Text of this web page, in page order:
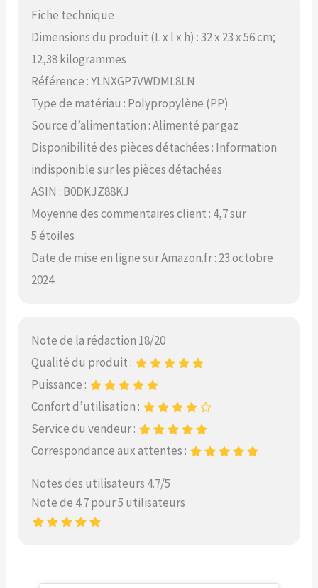
Fiche technique
Dimensions du produit (L x l x h) : 32 x 23 x 56 cm;
12,38 kilogrammes
Référence : YLNXGP7VWDML8LN
Type de matériau : Polypropylène (PP)
Source d’alimentation : Alimenté par gaz
Disponibilité des pièces détachées : Information
indisponible sur les pièces détachées
ASIN : B0DKJZ88KJ
Moyenne des commentaires client : 4,7 sur
5 étoiles
Date de mise en ligne sur Amazon.fr : 23 octobre
2024
Note de la rédaction 18/20
Qualité du produit :
Puissance :
Confort d’utilisation :
Service du vendeur :
Correspondance aux attentes :
Notes des utilisateurs 4.7/5
Note de 4.7 pour 5 utilisateurs